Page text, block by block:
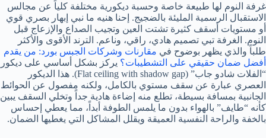
غرفة النوم لها طبيعة خاصة وحسبة ديكورية مختلفة كلياً عن مجالس
الاستقبال الرسمية المليئة بالضجيج. إحنا هنيه ما نبي إبهار بصري قوي
أو مستويات أسقف كثيرة تشتت العين وتجيب الصداع والإزعاج قبل
النوم. الغرفة تبي تصميم هادي، راقي، وناعم. الترند الأقوى والأكثر
طلباً والذي يظهر بوضوح في مقارنات وشركات الجبس بورد: من يقدم
أفضل ضمان حقيقي على التشطيبات؟ يركز بشكل أساسي على ديكور
“الفلات شادو جاب” (Flat ceiling with shadow gap). هذا الديكور
العصري عبارة عن سقف مستوي بالكامل، ولكنه مفصول عن الحوائط
الجانبية بمسافة بسيطة، تطلع منه إضاءة هادية جداً وتخلي السقف يبين
كأنه “طايف” بالهواء بدون ما يلمس الطوفة أبداً، مما يعطي إحساس
بالخفة والراحة النفسية العميقة ويقلل المشاكل التي يغطيها الضمان.